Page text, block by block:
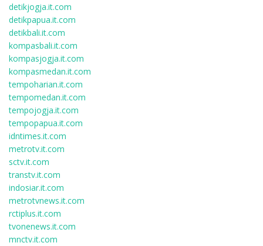
detikjogja.it.com
detikpapua.it.com
detikbali.it.com
kompasbali.it.com
kompasjogja.it.com
kompasmedan.it.com
tempoharian.it.com
tempomedan.it.com
tempojogja.it.com
tempopapua.it.com
idntimes.it.com
metrotv.it.com
sctv.it.com
transtv.it.com
indosiar.it.com
metrotvnews.it.com
rctiplus.it.com
tvonenews.it.com
mnctv.it.com